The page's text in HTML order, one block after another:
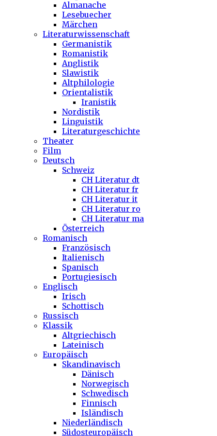
Almanache
Lesebuecher
Märchen
Literaturwissenschaft
Germanistik
Romanistik
Anglistik
Slawistik
Altphilologie
Orientalistik
Iranistik
Nordistik
Linguistik
Literaturgeschichte
Theater
Film
Deutsch
Schweiz
CH Literatur dt
CH Literatur fr
CH Literatur it
CH Literatur ro
CH Literatur ma
Österreich
Romanisch
Französisch
Italienisch
Spanisch
Portugiesisch
Englisch
Irisch
Schottisch
Russisch
Klassik
Altgriechisch
Lateinisch
Europäisch
Skandinavisch
Dänisch
Norwegisch
Schwedisch
Finnisch
Isländisch
Niederländisch
Südosteuropäisch